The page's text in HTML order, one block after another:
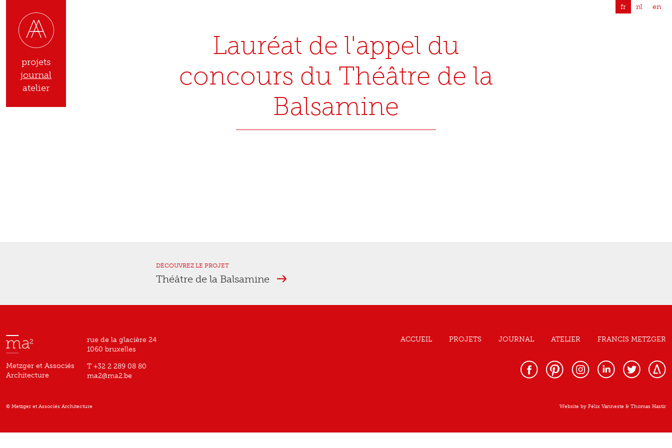
fr nl en
projets
journal
atelier
Lauréat de l'appel du
concours du Théâtre de la
Balsamine
DÉCOUVREZ LE PROJET
Théâtre de la Balsamine
Metzger et Associés
Architecture
rue de la glacière 24
1060 bruxelles
T +32 2 289 08 80
ma2@ma2.be
ACCUEIL PROJETS JOURNAL ATELIER FRANCIS METZGER
© Metzger et Associés Architecture Website by Félix Vanneste & Thomas Hastir